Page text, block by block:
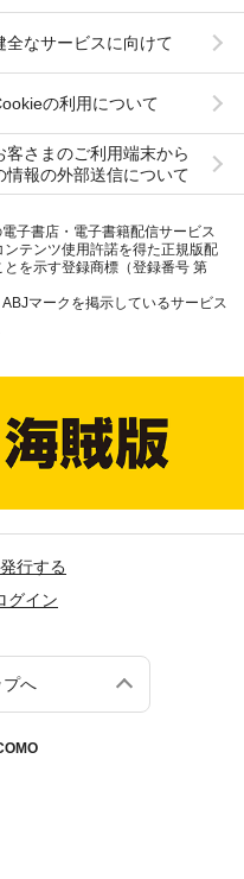
全なサービスに向けて
の利用について
客さまのご利用端末から
情報の外部送信について
子書店・電子書籍配信サービス
テンツ使用許諾を得た正規版配
を示す登録商標（登録番号 第
マークを掲示しているサービス
行する
グイン
プへ